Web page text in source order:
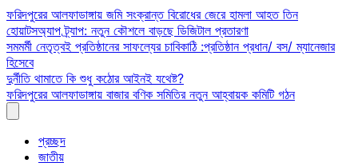
Skip
to
content
ফরিদপুরের আলফাডাঙ্গায় জমি সংক্রান্ত বিরোধের জেরে হামলা আহত তিন
হোয়াটসঅ্যাপ ট্র্যাপ: নতুন কৌশলে বাড়ছে ডিজিটাল প্রতারণা
সমমর্মী নেতৃত্বই প্রতিষ্ঠানের সাফল্যের চাবিকাঠি :প্রতিষ্ঠান প্রধান/ বস/ ম্যানেজার
হিসেবে
দুর্নীতি থামাতে কি শুধু কঠোর আইনই যথেষ্ট?
ফরিদপুরের আলফাডাঙ্গায় বাজার বণিক সমিতির নতুন আহ্বায়ক কমিটি গঠন
প্রচ্ছদ
জাতীয়